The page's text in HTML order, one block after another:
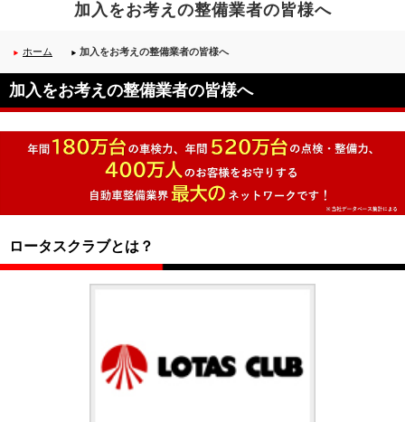
加入をお考えの整備業者の皆様へ
ホーム 加入をお考えの整備業者の皆様へ
加入をお考えの整備業者の皆様へ
ロータスクラブとは？